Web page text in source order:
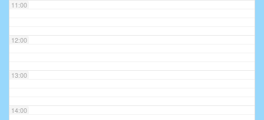
11:00
12:00
13:00
14:00